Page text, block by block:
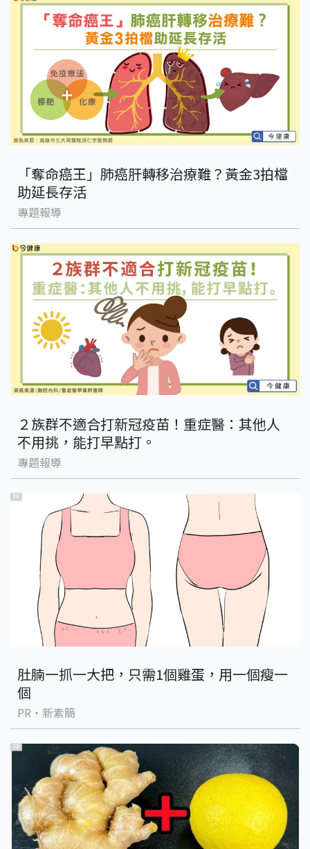
「奪命癌王」肺癌肝轉移治療難？黃金3拍檔
助延長存活
專題報導
２族群不適合打新冠疫苗！重症醫：其他人
不用挑，能打早點打。
專題報導
PR
肚腩一抓一大把，只需1個雞蛋，用一個瘦一
個
PR・新素簡
PR